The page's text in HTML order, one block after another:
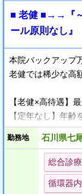
■ 老健 ■→→『～
ール原則なし』
本院バックアップ
老健では稀少な高
【老健×高待遇】
【定年なし】年齢
【QOL重視】土日
・
非常勤医師との
勤務地 石川県七
総合診
循環器